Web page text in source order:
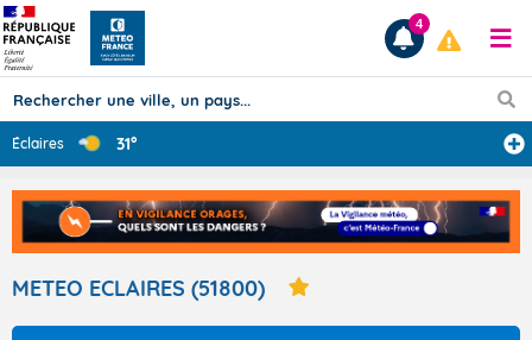
Prévisions
TOUS LES RÉSULTATS
Articles
4
Éclaires 31°
METEO ECLAIRES (51800)